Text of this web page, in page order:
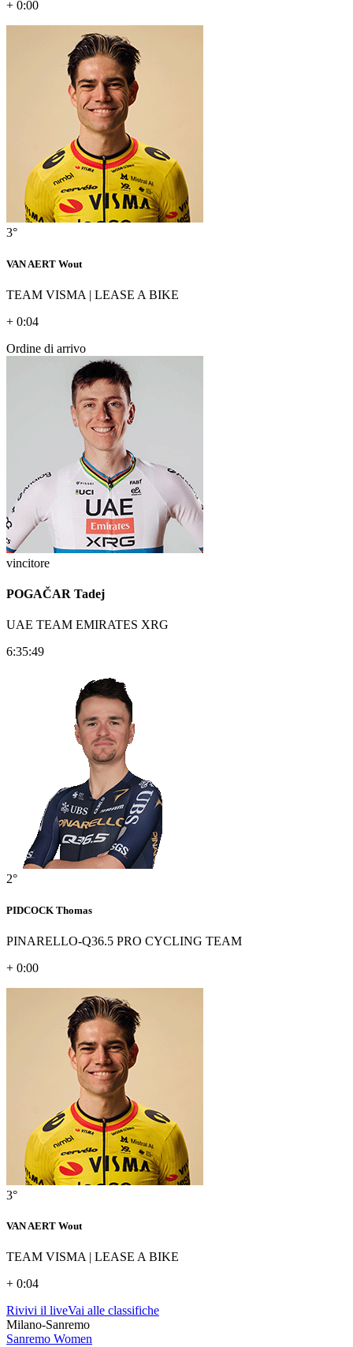
+ 0:00
3°
VAN AERT Wout
TEAM VISMA | LEASE A BIKE
+ 0:04
Ordine di arrivo
vincitore
POGAČAR Tadej
UAE TEAM EMIRATES XRG
6:35:49
2°
PIDCOCK Thomas
PINARELLO-Q36.5 PRO CYCLING TEAM
+ 0:00
3°
VAN AERT Wout
TEAM VISMA | LEASE A BIKE
+ 0:04
Rivivi il liveVai alle classifiche
Milano-Sanremo
Sanremo Women